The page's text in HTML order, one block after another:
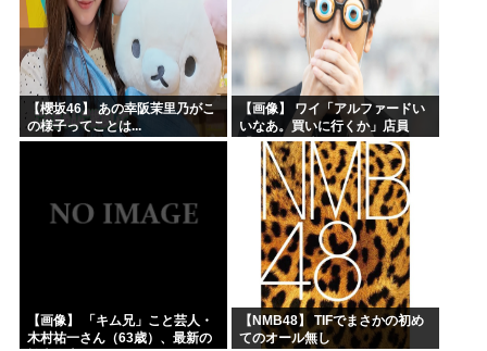
【櫻坂46】 あの幸阪茉里乃がこ
の様子ってことは...
【画像】 ワイ「アルファードい
いなあ。買いに行くか」店員
「ほいっ見積もりな！」ワイ
「金額おかしくね？」←お前ら
もそう思うよな？？？？？
【画像】 「キム兄」こと芸人・
木村祐一さん（63歳）、最新の
【NMB48】 TIFでまさかの初め
てのオール無し